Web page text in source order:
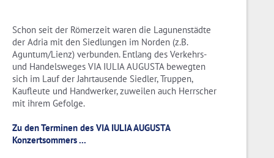
Schon seit der Römerzeit waren die Lagunenstädte
der Adria mit den Siedlungen im Norden (z.B.
Aguntum/Lienz) verbunden. Entlang des Verkehrs-
und Handelsweges VIA IULIA AUGUSTA bewegten
sich im Lauf der Jahrtausende Siedler, Truppen,
Kaufleute und Handwerker, zuweilen auch Herrscher
mit ihrem Gefolge.
Zu den Terminen des VIA IULIA AUGUSTA
Konzertsommers ...